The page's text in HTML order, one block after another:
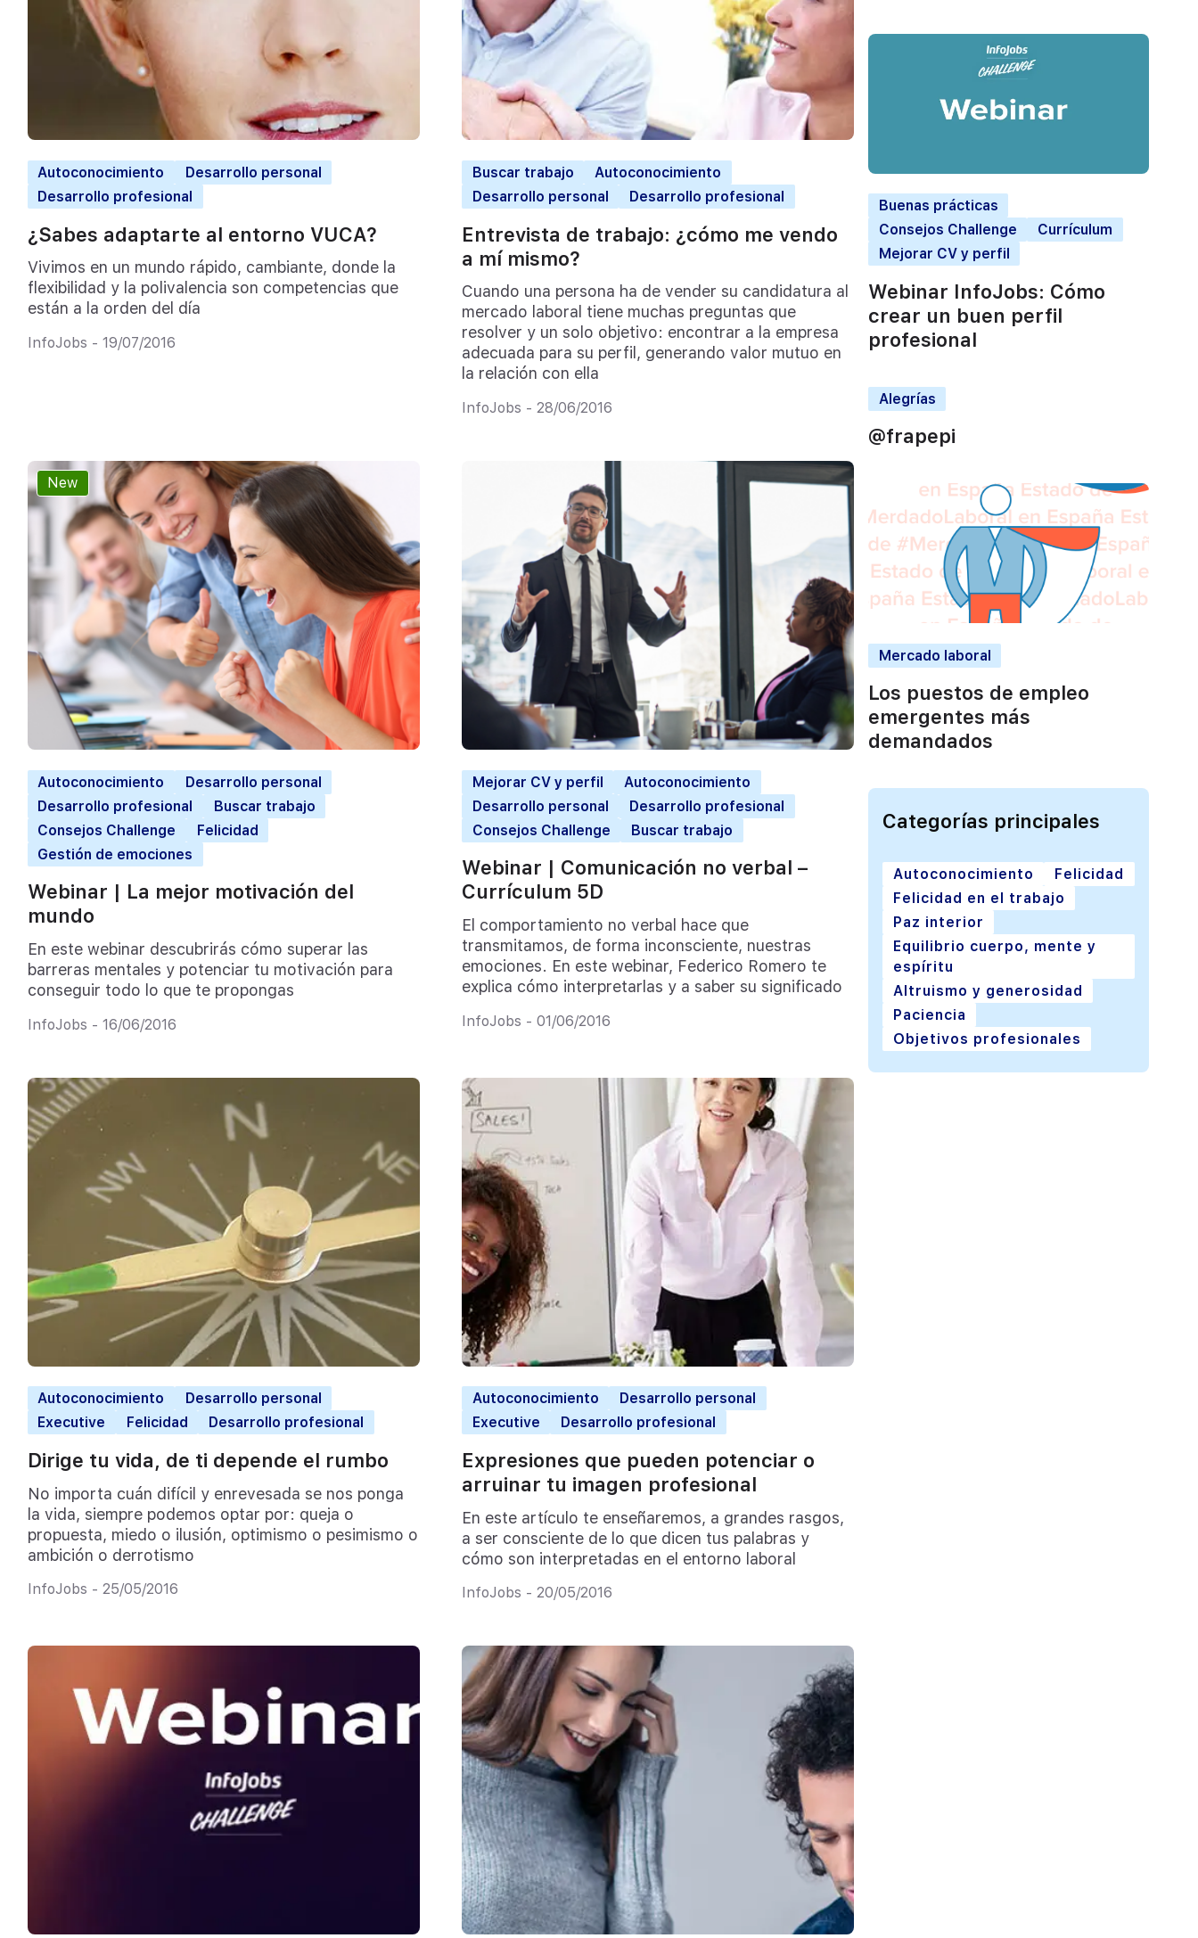
Autoconocimiento
Desarrollo personal
Desarrollo profesional
¿Sabes adaptarte al entorno VUCA?
Vivimos en un mundo rápido, cambiante, donde la
flexibilidad y la polivalencia son competencias que
están a la orden del día
InfoJobs - 19/07/2016
Buscar trabajo
Autoconocimiento
Desarrollo personal
Desarrollo profesional
Entrevista de trabajo: ¿cómo me vendo
a mí mismo?
Cuando una persona ha de vender su candidatura al
mercado laboral tiene muchas preguntas que
resolver y un solo objetivo: encontrar a la empresa
adecuada para su perfil, generando valor mutuo en
la relación con ella
InfoJobs - 28/06/2016
New
Autoconocimiento
Desarrollo personal
Desarrollo profesional
Buscar trabajo
Consejos Challenge
Felicidad
Gestión de emociones
Webinar | La mejor motivación del
mundo
En este webinar descubrirás cómo superar las
barreras mentales y potenciar tu motivación para
conseguir todo lo que te propongas
InfoJobs - 16/06/2016
Mejorar CV y perfil
Autoconocimiento
Desarrollo personal
Desarrollo profesional
Consejos Challenge
Buscar trabajo
Webinar | Comunicación no verbal –
Currículum 5D
El comportamiento no verbal hace que
transmitamos, de forma inconsciente, nuestras
emociones. En este webinar, Federico Romero te
explica cómo interpretarlas y a saber su significado
InfoJobs - 01/06/2016
Autoconocimiento
Desarrollo personal
Executive
Felicidad Desarrollo profesional
Dirige tu vida, de ti depende el rumbo
No importa cuán difícil y enrevesada se nos ponga
la vida, siempre podemos optar por: queja o
propuesta, miedo o ilusión, optimismo o pesimismo o
ambición o derrotismo
InfoJobs - 25/05/2016
Autoconocimiento
Desarrollo personal
Executive
Desarrollo profesional
Expresiones que pueden potenciar o
arruinar tu imagen profesional
En este artículo te enseñaremos, a grandes rasgos,
a ser consciente de lo que dicen tus palabras y
cómo son interpretadas en el entorno laboral
InfoJobs - 20/05/2016
Buenas prácticas
Consejos Challenge
Currículum
Mejorar CV y perfil
Webinar InfoJobs: Cómo
crear un buen perfil
profesional
Alegrías
@frapepi
Mercado laboral
Los puestos de empleo
emergentes más
demandados
Categorías principales
Autoconocimiento
Felicidad
Felicidad en el trabajo
Paz interior
Equilibrio cuerpo, mente y
espíritu
Altruismo y generosidad
Paciencia
Objetivos profesionales